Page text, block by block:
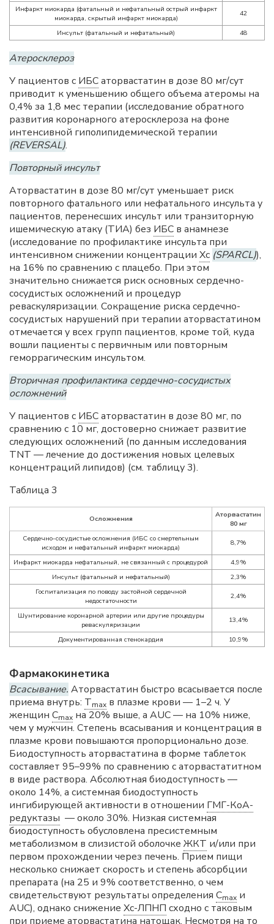
Инфаркт миокарда (фатальный и нефатальный острый инфаркт
миокарда, скрытый инфаркт миокарда)
42
Инсульт (фатальный и нефатальный) 48
Атеросклероз
У пациентов с ИБСаторвастатин в дозе 80 мг/сут
приводит к уменьшению общего объема атеромы на
0,4% за 1,8 мес терапии (исследование обратного
развития коронарного атеросклероза на фоне
интенсивной гиполипидемической терапии
(REVERSAL).
Повторный инсульт
Аторвастатин в дозе 80 мг/сут уменьшает риск
повторного фатального или нефатального инсульта у
пациентов, перенесших инсульт или транзиторную
ишемическую атаку (ТИА) без ИБС в анамнезе
(исследование по профилактике инсульта при
интенсивном снижении концентрации Хс (SPARCL)),
на 16% по сравнению с плацебо. При этом
значительно снижается риск основных сердечно-
сосудистых осложнений и процедур
реваскуляризации. Сокращение риска сердечно-
сосудистых нарушений при терапии аторвастатином
отмечается у всех групп пациентов, кроме той, куда
вошли пациенты с первичным или повторным
геморрагическим инсультом.
Вторичная профилактика сердечно-сосудистых
осложнений
У пациентов с ИБСаторвастатин в дозе 80 мг, по
сравнению с 10 мг, достоверно снижает развитие
следующих осложнений (по данным исследования
TNT — лечение до достижения новых целевых
концентраций липидов) (см. таблицу 3).
Таблица 3
Осложнения
Аторвастатин
80 мг
Сердечно-сосудистые осложнения (ИБС со смертельным
исходом и нефатальный инфаркт миокарда)
8,7%
Инфаркт миокарда нефатальный, не связанный с процедурой
4,9%
Инсульт (фатальный и нефатальный)
2,3%
Госпитализация по поводу застойной сердечной
недостаточности
2,4%
Шунтирование коронарной артерии или другие процедуры
реваскуляризации
13,4%
Документированная стенокардия 10,9%
Фармакокинетика
Всасывание. Аторвастатин быстро всасывается после
приема внутрь: Tmax в плазме крови — 1–2 ч. У
женщин Cmax на 20% выше, а AUC — на 10% ниже,
чем у мужчин. Степень всасывания и концентрация в
плазме крови повышаются пропорционально дозе.
Биодоступность аторвастатина в форме таблеток
составляет 95–99% по сравнению с аторвастатитном
в виде раствора. Абсолютная биодоступность —
около 14%, а системная биодоступность
ингибирующей активности в отношении ГМГ-КоА-
редуктазы — около 30%. Низкая системная
биодоступность обусловлена пресистемным
метаболизмом в слизистой оболочке ЖКТ и/или при
первом прохождении через печень. Прием пищи
несколько снижает скорость и степень абсорбции
препарата (на 25 и 9% соответственно, о чем
свидетельствуют результаты определения Cmax и
AUC), однако снижение Хс-ЛПНП сходно с таковым
при приеме аторвастатина натощак. Несмотря на то